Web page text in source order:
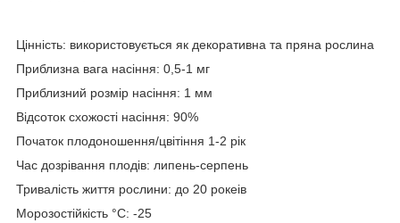
Цінність: використовується як декоративна та пряна рослина
Приблизна вага насіння: 0,5-1 мг
Приблизний розмір насіння: 1 мм
Відсоток схожості насіння: 90%
Початок плодоношення/цвітіння 1-2 рік
Час дозрівання плодів: липень-серпень
Тривалість життя рослини: до 20 рокеів
Морозостійкість °C: -25